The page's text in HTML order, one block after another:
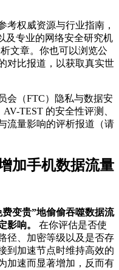
考权威资源与行业指南，
及专业的网络安全研究机
文章。你也可以浏览公
对比报道，以获取真实世
会（FTC）隐私与数据安
TEST 的安全性评测、
流量影响的评析报道（请
加手机数据流量
变贵”地偷偷吞噬数据流
影响。
在你评估是否使
径、加密等级以及是否存
到加速节点时维持高效的
加速而显著增加，反而有